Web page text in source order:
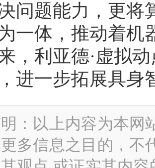
问题能力，更将
一体，推动着机
，利亚德·虚拟
进一步拓展具身
：以上内容为本网
多信息之目的，不